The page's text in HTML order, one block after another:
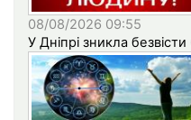
08/08/2026 09:55
У Дніпрі зникла